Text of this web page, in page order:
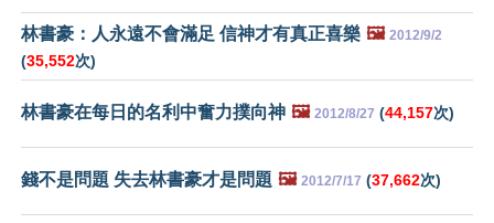
林書豪：人永遠不會滿足 信神才有真正喜樂 🖼️ 2012/9/2
(35,552次)
林書豪在每日的名利中奮力撲向神 🖼️ 2012/8/27 (44,157次)
錢不是問題 失去林書豪才是問題 🖼️ 2012/7/17 (37,662次)